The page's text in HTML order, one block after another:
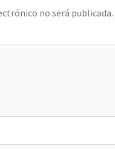
no será publicada.